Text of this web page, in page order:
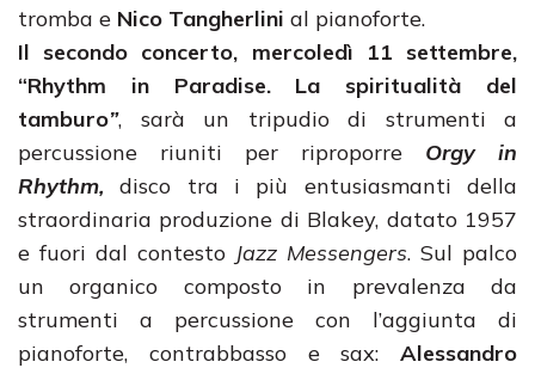
tromba e Nico Tangherlini al pianoforte.
Il secondo concerto, mercoledì 11 settembre,
“Rhythm in Paradise. La spiritualità del
tamburo”, sarà un tripudio di strumenti a
percussione riuniti per riproporre Orgy in
Rhythm, disco tra i più entusiasmanti della
straordinaria produzione di Blakey, datato 1957
e fuori dal contesto Jazz Messengers. Sul palco
un organico composto in prevalenza da
strumenti a percussione con l’aggiunta di
pianoforte, contrabbasso e sax: Alessandro